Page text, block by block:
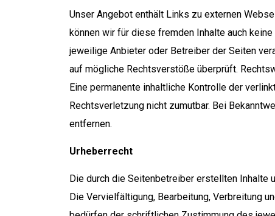
Unser Angebot enthält Links zu externen
können wir für diese fremden Inhalte auch
jeweilige Anbieter oder Betreiber der Seiten
auf mögliche Rechtsverstöße überprüft.
Eine permanente inhaltliche Kontrolle der
Rechtsverletzung nicht zumutbar. Bei
entfernen.
Urheberrecht
Die durch die Seitenbetreiber erstellten Inhalte
Die Vervielfältigung, Bearbeitung, Verbreitung